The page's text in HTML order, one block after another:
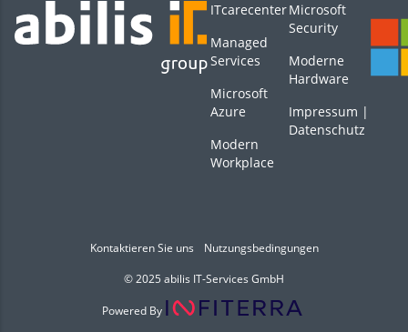
ITcarecenter
Managed
Services
Microsoft
Azure
Modern
Workplace
Microsoft
Security
Moderne
Hardware
Impressum |
Datenschutz
Kontaktieren Sie uns
Nutzungsbedingungen
© 2025 abilis IT-Services GmbH
Powered By